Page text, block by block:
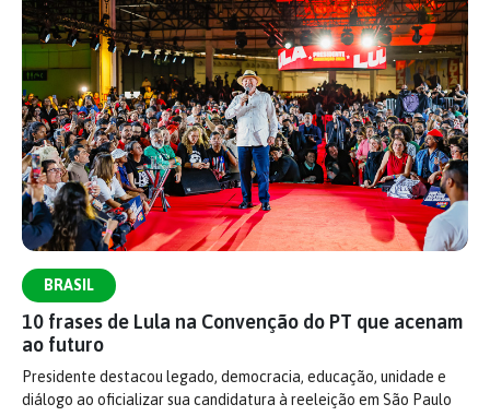
BRASIL
10 frases de Lula na Convenção do PT que acenam
ao futuro
Presidente destacou legado, democracia, educação, unidade e
diálogo ao oficializar sua candidatura à reeleição em São Paulo